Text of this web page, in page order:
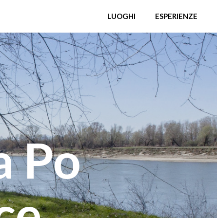
LUOGHI ESPERIENZE
Po